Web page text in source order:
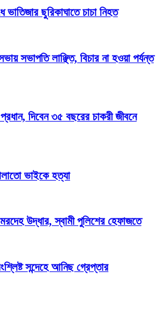
ছুরিকাঘাতে চাচা নিহত
সভাপতি লাঞ্ছিত, বিচার না হওয়া পর্যন্ত
দিবেন ৩৫ বছরের চাকরী জীবনে
ভাইকে হত্যা
উদ্ধার, স্বামী পুলিশের হেফাজতে
সন্দেহে আনিছ গ্রেপ্তার